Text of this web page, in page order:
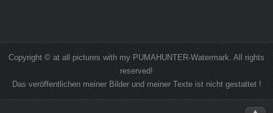
Copyright © at all pictures with my PUMAHUNTER-Watermark. All rights
reserved!
Das veröffentlichen meiner Bilder und meiner Texte ist nicht gestattet !